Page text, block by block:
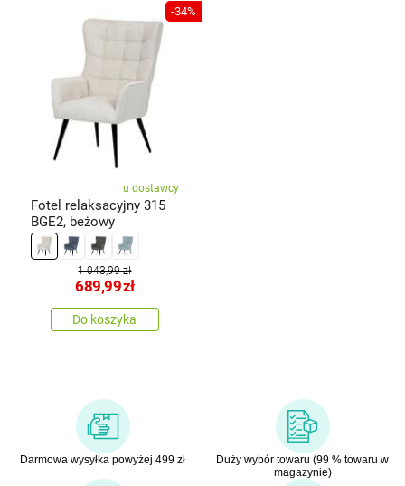
-34%
u dostawcy
Fotel relaksacyjny 315
BGE2, beżowy
1 043,99 zł
689,99zł
Do koszyka
Darmowa wysyłka powyżej 499 zł
Duży wybór towaru (99 % towaru w
magazynie)